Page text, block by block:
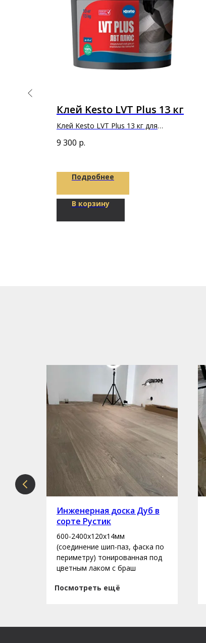
Клей Kesto LVT Plus 13 кг
Клей Kesto LVT Plus 13 кг для
покрытий и плиток из ПВХ
9 300 р.
Подробнее
В корзину
Инженерная доска Дуб в
сорте Рустик
600-2400х120х14мм
(соединение шип-паз, фаска по
периметру) тонированная под
цветным лаком с браш
Посмотреть ещё